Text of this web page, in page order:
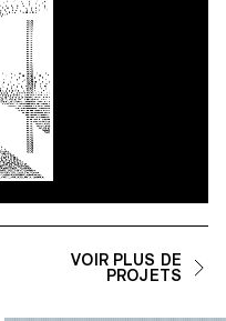
VOIR PLUS DE
PROJETS